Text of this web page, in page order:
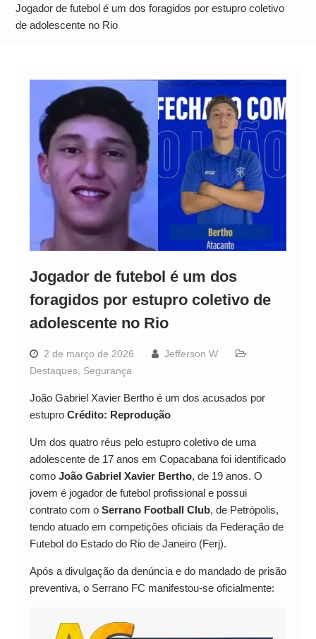
Operação Ágio: Ação policial na Bahia prende 14
suspeitos e mira rede ligada a ‘Zói de Gato’, do
Jogador de futebol é um dos foragidos por estupro coletivo
de adolescente no Rio
Jogador de futebol é um dos
foragidos por estupro coletivo de
adolescente no Rio
2 de março de 2026
Jefferson W
Destaques, Segurança
João Gabriel Xavier Bertho é um dos acusados por
estupro Crédito: Reprodução
Um dos quatro réus pelo estupro coletivo de uma
adolescente de 17 anos em Copacabana foi identificado
como João Gabriel Xavier Bertho, de 19 anos. O
jovem é jogador de futebol profissional e possui
contrato com o Serrano Football Club, de Petrópolis,
tendo atuado em competições oficiais da Federação de
Futebol do Estado do Rio de Janeiro (Ferj).
Após a divulgação da denúncia e do mandado de prisão
preventiva, o Serrano FC manifestou-se oficialmente: